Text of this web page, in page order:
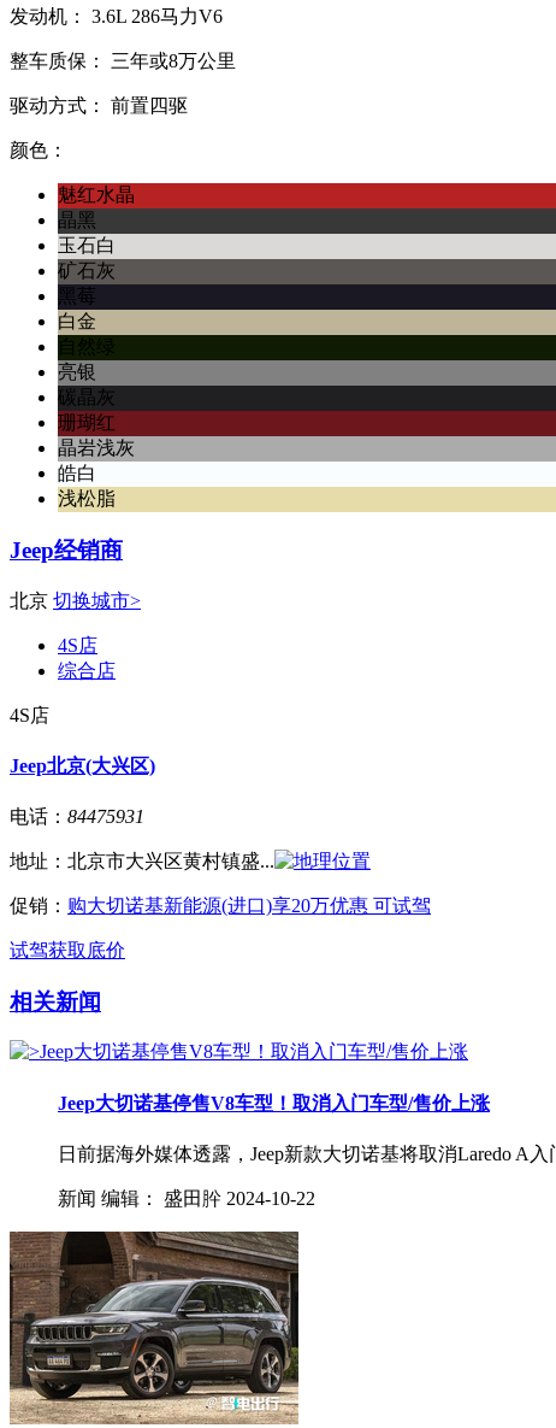
发动机： 3.6L 286马力V6
整车质保： 三年或8万公里
驱动方式： 前置四驱
颜色：
魅红水晶
晶黑
玉石白
矿石灰
黑莓
白金
自然绿
亮银
碳晶灰
珊瑚红
晶岩浅灰
皓白
浅松脂
Jeep经销商
北京 切换城市>
4S店
综合店
4S店
Jeep北京(大兴区)
电话： 84475931
地址： 北京市大兴区黄村镇盛...
促销： 购大切诺基新能源(进口)享20万优惠 可试驾
试驾获取底价
相关新闻
Jeep大切诺基停售V8车型！取消入门车型/售价上涨
日前据海外媒体透露，Jeep新款大切诺基将取消Laredo A
新闻 编辑： 盛田肸 2024-10-22